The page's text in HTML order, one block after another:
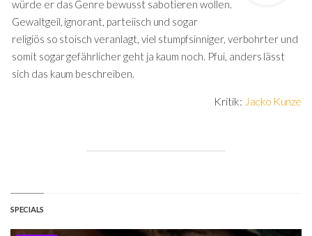
würde er das Genre bewusst sabotieren wollen.
Gewaltgeil, ignorant, parteiisch und sogar
religiös so stoisch veranlagt, viel stumpfsinniger, verbohrter und
somit sogar gefährlicher geht ja kaum noch. Pfui, anders lässt
sich das kaum beschreiben.
Kritik: Jacko Kunze
SPECIALS